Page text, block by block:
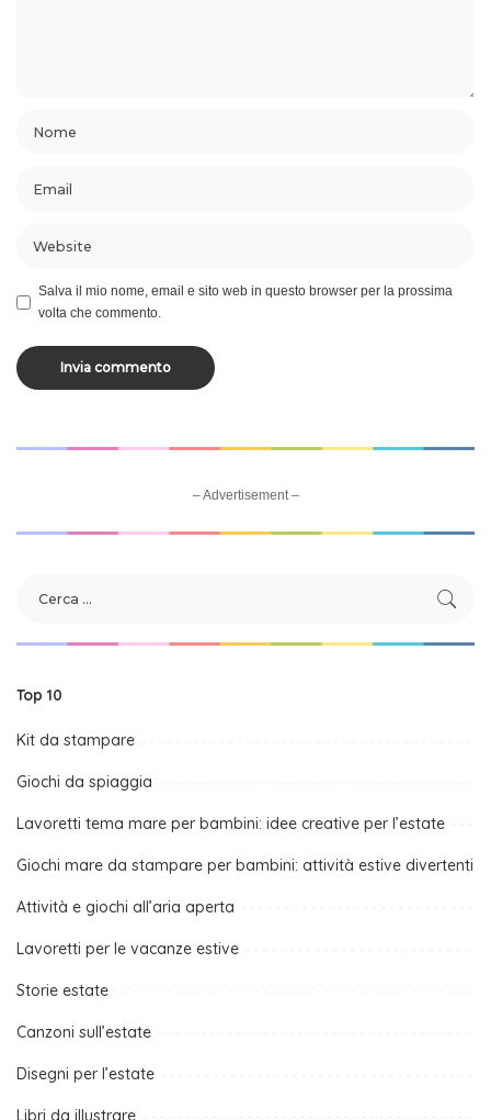
Salva il mio nome, email e sito web in questo browser per la prossima
volta che commento.
– Advertisement –
Top 10
Kit da stampare
Giochi da spiaggia
Lavoretti tema mare per bambini: idee creative per l’estate
Giochi mare da stampare per bambini: attività estive divertenti
Attività e giochi all’aria aperta
Lavoretti per le vacanze estive
Storie estate
Canzoni sull’estate
Disegni per l’estate
Libri da illustrare